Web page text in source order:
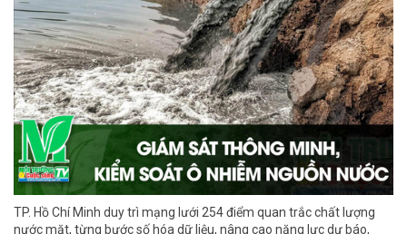
TP. Hồ Chí Minh duy trì mạng lưới 254 điểm quan trắc chất lượng
nước mặt, từng bước số hóa dữ liệu, nâng cao năng lực dự báo,